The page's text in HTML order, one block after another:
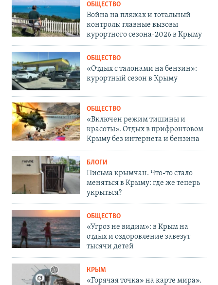
ОБЩЕСТВО
Война на пляжах и тотальный
контроль: главные вызовы
курортного сезона-2026 в Крыму
ОБЩЕСТВО
«Отдых с талонами на бензин»:
курортный сезон в Крыму
ОБЩЕСТВО
«Включен режим тишины и
красоты». Отдых в прифронтовом
Крыму без интернета и бензина
БЛОГИ
Письма крымчан. Что-то стало
меняться в Крыму: где же теперь
укрыться?
ОБЩЕСТВО
«Угроз не видим»: в Крым на
отдых и оздоровление завезут
тысячи детей
КРЫМ
«Горячая точка» на карте мира».